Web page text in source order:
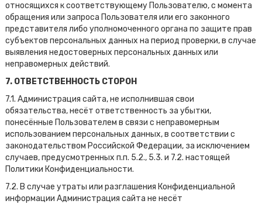
относящихся к соответствующему Пользователю, с момента
обращения или запроса Пользователя или его законного
представителя либо уполномоченного органа по защите прав
субъектов персональных данных на период проверки, в случае
выявления недостоверных персональных данных или
неправомерных действий.
7. ОТВЕТСТВЕННОСТЬ СТОРОН
7.1. Администрация сайта, не исполнившая свои
обязательства, несёт ответственность за убытки,
понесённые Пользователем в связи с неправомерным
использованием персональных данных, в соответствии с
законодательством Российской Федерации, за исключением
случаев, предусмотренных п.п. 5.2., 5.3. и 7.2. настоящей
Политики Конфиденциальности.
7.2. В случае утраты или разглашения Конфиденциальной
информации Администрация сайта не несёт